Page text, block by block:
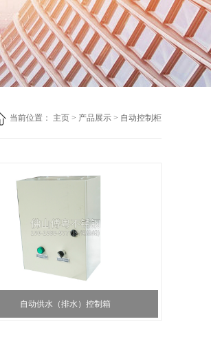
当前位置： 主页 > 产品展示 > 自动控制柜
自动供水（排水）控制箱